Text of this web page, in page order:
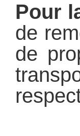
Pour
de
de